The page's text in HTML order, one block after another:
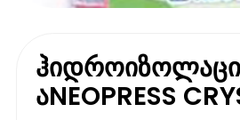
ჰიდროიზოლაცი
აNEOPRESS